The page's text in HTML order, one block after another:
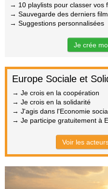
→ 10 playlists pour classer vos
→ Sauvegarde des derniers
→ Suggestions personnalisées
Je crée
Europe Sociale et
→ Je crois en la coopération
→ Je crois en la solidarité
→ J'agis dans l'Economie
→ Je participe gratuitement à
Voir les